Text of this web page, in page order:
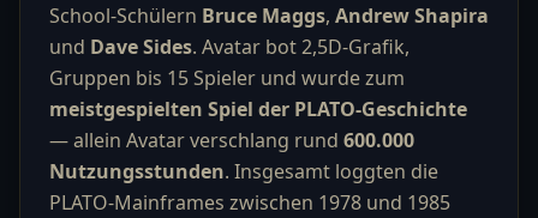
School-Schülern Bruce Maggs, Andrew Shapira
und Dave Sides. Avatar bot 2,5D-Grafik,
Gruppen bis 15 Spieler und wurde zum
meistgespielten Spiel der PLATO-Geschichte
— allein Avatar verschlang rund 600.000
Nutzungsstunden. Insgesamt loggten die
PLATO-Mainframes zwischen 1978 und 1985